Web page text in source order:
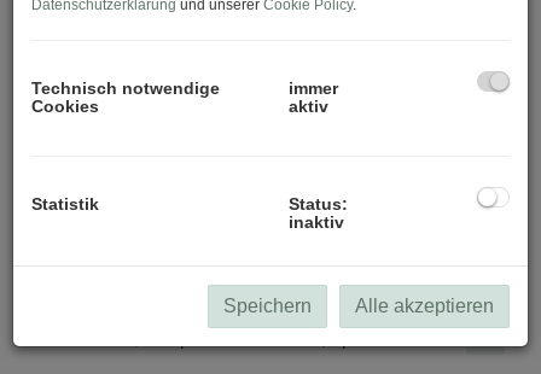
Datenschutzerklärung und unserer Cookie Policy.
Technisch notwendige
Cookies
immer
aktiv
Statistik
Status:
inaktiv
Speichern Alle akzeptieren